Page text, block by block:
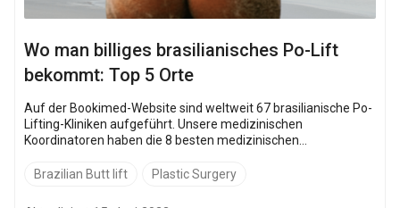
Wo man billiges brasilianisches Po-Lift
bekommt: Top 5 Orte
Auf der Bookimed-Website sind weltweit 67 brasilianische Po-
Lifting-Kliniken aufgeführt. Unsere medizinischen
Koordinatoren haben die 8 besten medizinischen
Sie einen erschwinglichen BBL erhalten und mit dem Ergebnis
bieten die besten brasilianischen Po-Lifting-Angebote
Brazilian Butt lift Plastic Surgery